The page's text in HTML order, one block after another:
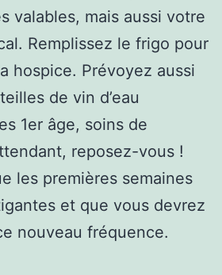
valables, mais aussi votre
Remplissez le frigo pour
hospice. Prévoyez aussi
de vin d’eau
1er âge, soins de
reposez-vous !
les premières semaines
et que vous devrez
nouveau fréquence.